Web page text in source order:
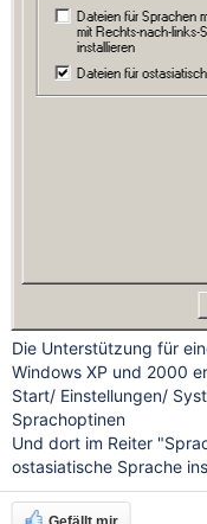
Die Unterstützung für
Windows XP und 2000
Start/ Einstellungen/
Sprachoptinen
Und dort im Reiter
ostasiatische Sprache